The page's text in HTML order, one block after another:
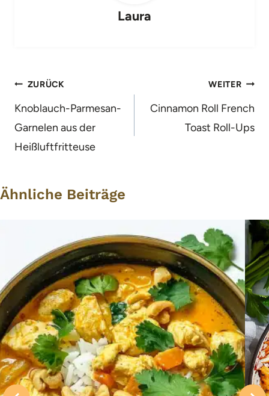
Laura
Beitragsnavigation
ZURÜCK
Knoblauch-Parmesan-
Garnelen aus der
Heißluftfritteuse
WEITER
Cinnamon Roll French
Toast Roll-Ups
Ähnliche Beiträge